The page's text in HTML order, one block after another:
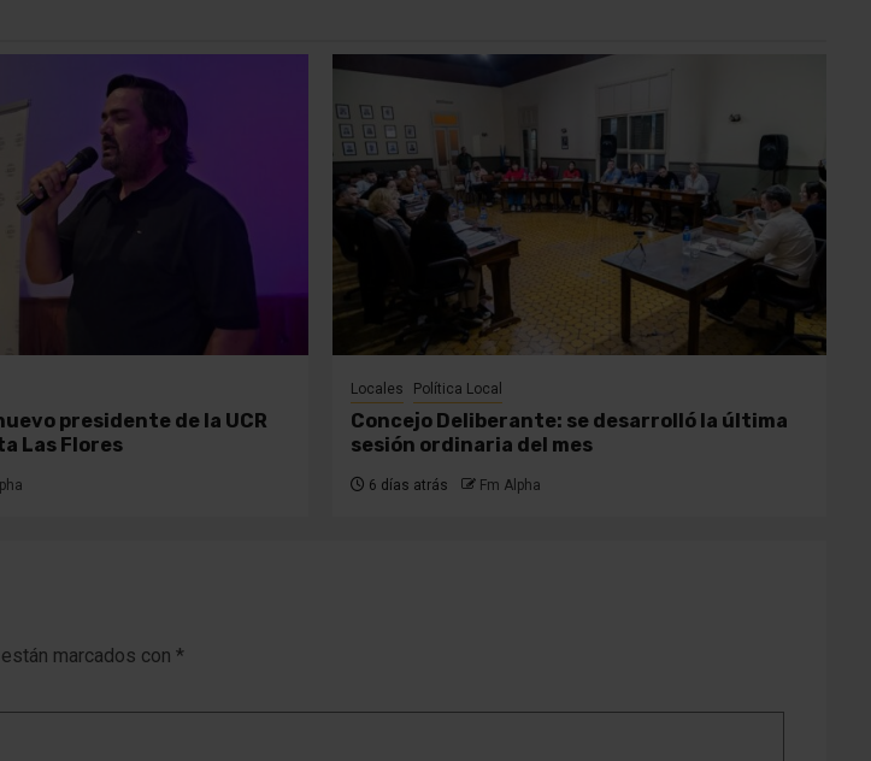
presidente de la UCR
Las Flores
Locales Política Local
Concejo Deliberante: se desarrolló la última
sesión ordinaria del mes
6 días atrás Fm Alpha
marcados con *